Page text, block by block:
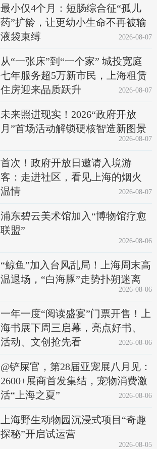
最小仅4个月：短肠综合征“孤儿
药”扩龄，让更幼小生命不再被输
液袋束缚
2026-08-07
从“一张床”到“一个家” 城投宽庭
七年服务超5万新市民，上海租赁
住房迎来品质跃升
2026-08-07
未来照进现实！2026“政府开放
月”首场活动解锁硬核智造新图景
2026-08-07
首次！政府开放日邀请入境游
客：走进社区，看见上海的烟火
温情
2026-08-07
浦东碧云美术馆加入“博物馆疗愈
联盟”
2026-08-06
“鲸鱼”加入台风乱局！上海周末高
温退场，“白海豚”走势扑朔迷离
2026-08-06
一年一度“阅读盛宴”门票开售！上
海书展下周三启幕，亮点好书、
活动、文创抢先看
2026-08-06
@铲屎官，第28届亚宠展八月见：
2600+展商首发集结，宠物消费激
活“上海之夏”
2026-08-06
上海野生动物园沉浸式项目“奇趣
探秘”开启试运营
2026-08-05